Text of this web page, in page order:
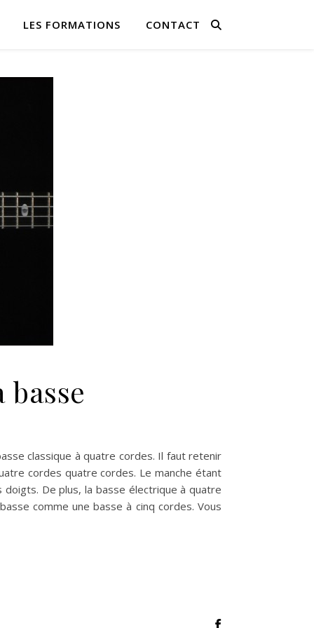
LES FORMATIONS CONTACT
classique à quatre cordes. Il faut retenir
cordes quatre cordes. Le manche étant
De plus, la basse électrique à quatre
comme une basse à cinq cordes. Vous